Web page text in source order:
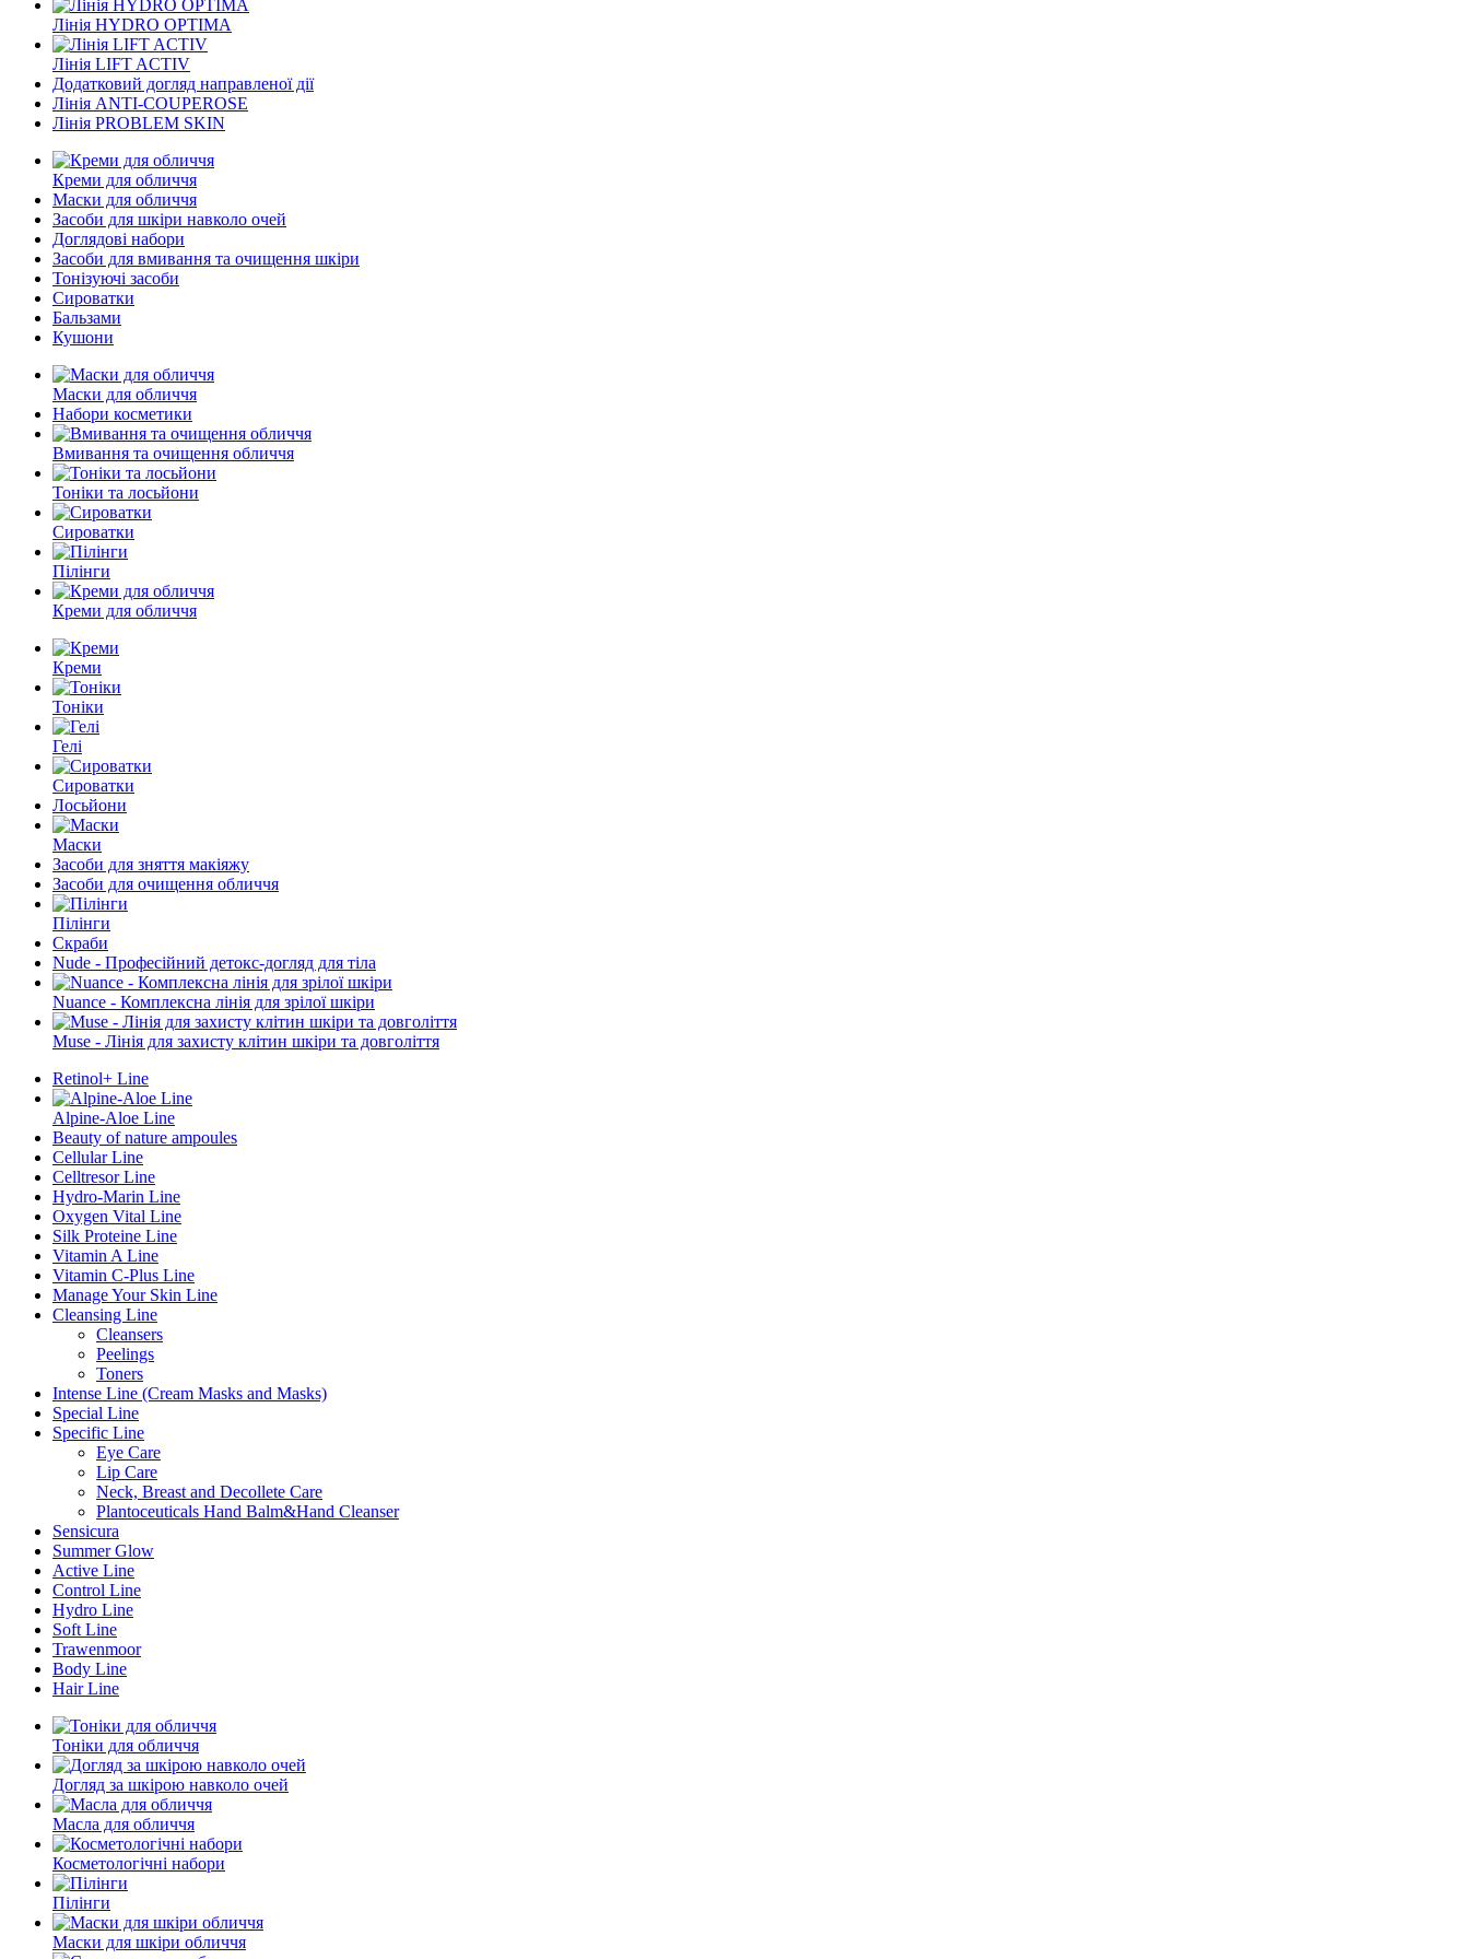
Лінія HYDRO OPTIMA
Лінія LIFT ACTIV
Додатковий догляд направленої дії
Лінія ANTI-COUPEROSE
Лінія PROBLEM SKIN
Креми для обличчя
Маски для обличчя
Засоби для шкіри навколо очей
Доглядові набори
Засоби для вмивання та очищення шкіри
Тонізуючі засоби
Сироватки
Бальзами
Кушони
Маски для обличчя
Набори косметики
Вмивання та очищення обличчя
Тоніки та лосьйони
Сироватки
Пілінги
Креми для обличчя
Креми
Тоніки
Гелі
Сироватки
Лосьйони
Маски
Засоби для зняття макіяжу
Засоби для очищення обличчя
Пілінги
Скраби
Nude - Професійний детокс-догляд для тіла
Nuance - Комплексна лінія для зрілої шкіри
Muse - Лінія для захисту клітин шкіри та довголіття
Retinol+ Line
Alpine-Aloe Line
Beauty of nature ampoules
Cellular Line
Celltresor Line
Hydro-Marin Line
Oxygen Vital Line
Silk Proteine Line
Vitamin A Line
Vitamin C-Plus Line
Manage Your Skin Line
Cleansing Line
Cleansers
Peelings
Toners
Intense Line (Cream Masks and Masks)
Special Line
Specific Line
Eye Care
Lip Care
Neck, Breast and Decollete Care
Plantoceuticals Hand Balm&Hand Cleanser
Sensicura
Summer Glow
Active Line
Control Line
Hydro Line
Soft Line
Trawenmoor
Body Line
Hair Line
Тоніки для обличчя
Догляд за шкірою навколо очей
Масла для обличчя
Косметологічні набори
Пілінги
Маски для шкіри обличчя